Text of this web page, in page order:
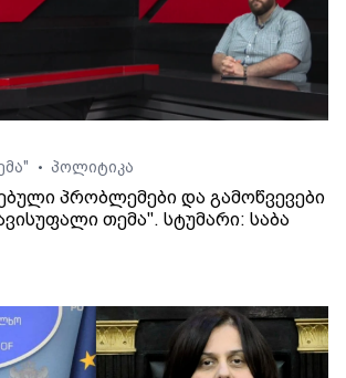
• პოლიტიკა
პრობლემები და გამოწვევები
თემა". სტუმარი: საბა